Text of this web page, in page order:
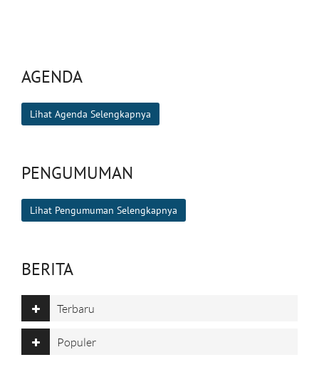
AGENDA
Lihat Agenda Selengkapnya
PENGUMUMAN
Lihat Pengumuman Selengkapnya
BERITA
Terbaru
Populer